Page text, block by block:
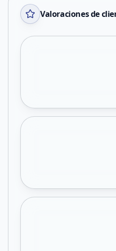
Valoraciones de